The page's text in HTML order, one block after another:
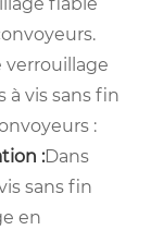
verrouillage
vis sans fin
:
:Dans
sans fin
en